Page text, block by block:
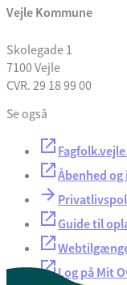
Vejle Kommune
Skolegade 1
7100 Vejle
CVR. 29 18 99 00
Se også
Åbenhed
Guide til
Log på Mit